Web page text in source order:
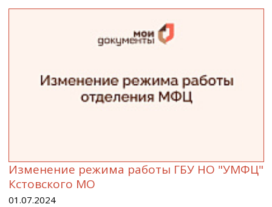
Изменение режима работы ГБУ НО "УМФЦ"
Кстовского МО
01.07.2024